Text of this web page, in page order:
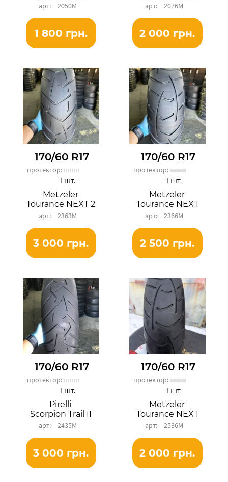
2050М
1 800 грн.
2076М
2 000 грн.
170/60 R17
протектор:
Metzeler
Tourance NEXT 2
2363М
1 шт.
3 000 грн.
170/60 R17
протектор:
Metzeler
Tourance NEXT
2366М
1 шт.
2 500 грн.
170/60 R17
протектор:
Pirelli
Scorpion Trail II
2435М
1 шт.
3 000 грн.
170/60 R17
протектор:
Metzeler
Tourance NEXT
2536М
1 шт.
2 000 грн.